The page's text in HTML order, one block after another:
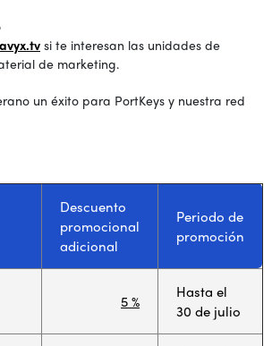
si te interesan las unidades de
de marketing.
un éxito para PortKeys y nuestra red
Descuento
promocional
adicional
Periodo de
promoción
5 %
Hasta el
30 de julio